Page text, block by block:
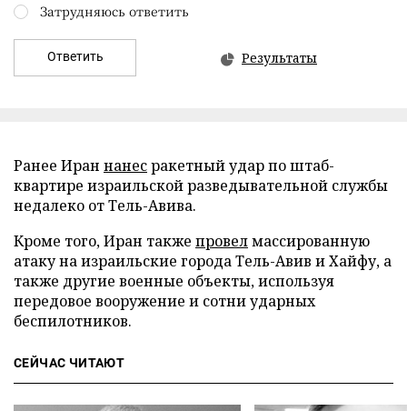
Затрудняюсь ответить
Ответить Результаты
Ранее Иран нанесракетный удар по штаб-
квартире израильской разведывательной службы
недалеко от Тель-Авива.
Кроме того, Иран также провелмассированную
атаку на израильские города Тель-Авив и Хайфу, а
также другие военные объекты, используя
передовое вооружение и сотни ударных
беспилотников.
СЕЙЧАС ЧИТАЮТ